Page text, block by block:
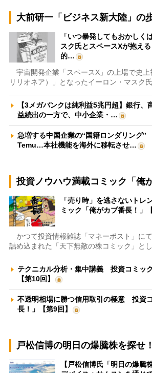
大前研一「ビジネス新大陸」の
「いつ暴発してもおかしく
スク氏とスペースXが抱え
的…
宇宙開発企業「スペースX」の上場で史上
リリオネア）」となったイーロン・マスク
【3メガバンクは純利益5兆円超】銀行、
益続出の一方で、中小企業・…
急増する中国企業の“国籍ロンダリング”
Temu…本社機能を海外に移転させ…
投資ノウハウ満載コミック「俺
「売り時」を逃さないト
ミック「俺がカブ番長！」
かつて投資情報雑誌「マネーポスト」に
詰め込まれた「天下無敵の株コミック」と
テクニカル分析・集中講義 投資コミッ
【第10回】
不透明相場に勝つ信用取引の極意 投資
長！」【第9回】
戸松信博の明日の爆騰株を探せ！
【戸松信博氏「明日の爆騰